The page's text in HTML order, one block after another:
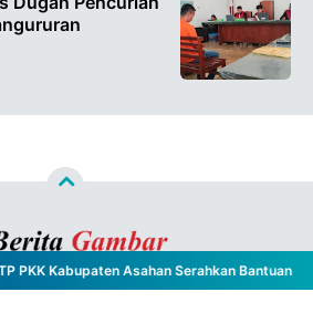
PKK Kabupaten Asahan Serahkan Bantuan
Berita Gambar™- All Rights Reserved
byNghustle